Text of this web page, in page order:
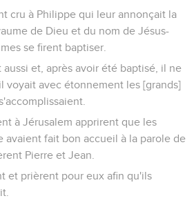
cru à Philippe qui leur annonçait la
de Dieu et du nom de Jésus-
se firent baptiser.
et, après avoir été baptisé, il ne
voyait avec étonnement les [grands]
à Jérusalem apprirent que les
avaient fait bon accueil à la parole de
Pierre et Jean.
et prièrent pour eux afin qu'ils